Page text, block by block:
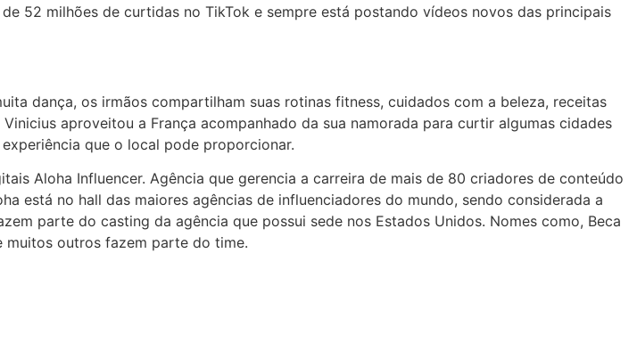
52 milhões de curtidas no TikTok e sempre está postando vídeos novos das principais
dança, os irmãos compartilham suas rotinas fitness, cuidados com a beleza, receitas
aproveitou a França acompanhado da sua namorada para curtir algumas cidades
que o local pode proporcionar.
Aloha Influencer. Agência que gerencia a carreira de mais de 80 criadores de conteúdo
está no hall das maiores agências de influenciadores do mundo, sendo considerada a
parte do casting da agência que possui sede nos Estados Unidos. Nomes como, Beca
muitos outros fazem parte do time.